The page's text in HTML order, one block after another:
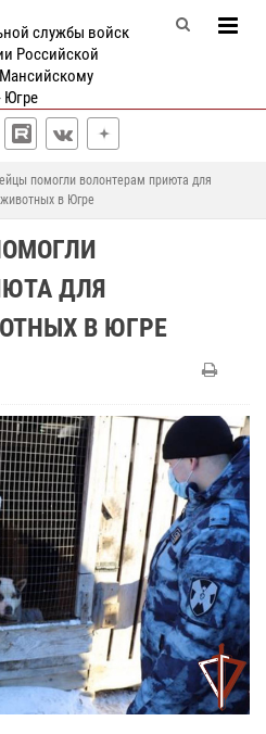
службы войск
Российской
Югре
помогли волонтерам приюта для
в Югре
ДЛЯ
В ЮГРЕ